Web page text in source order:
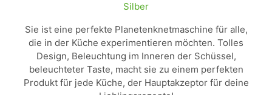
Silber
Sie ist eine perfekte Planetenknetmaschine für alle,
die in der Küche experimentieren möchten. Tolles
Design, Beleuchtung im Inneren der Schüssel,
beleuchteter Taste, macht sie zu einem perfekten
Produkt für jede Küche, der Hauptakzeptor für deine